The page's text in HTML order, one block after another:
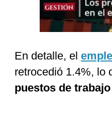
En detalle, el
retrocedió 1.4%, lo
puestos de trabajo